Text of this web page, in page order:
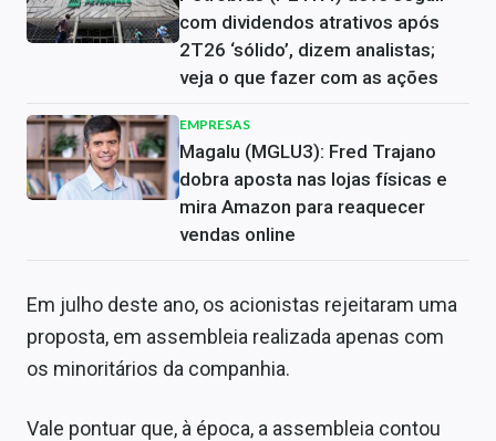
com dividendos atrativos após
2T26 ‘sólido’, dizem analistas;
veja o que fazer com as ações
EMPRESAS
Magalu (MGLU3): Fred Trajano
dobra aposta nas lojas físicas e
mira Amazon para reaquecer
vendas online
Em julho deste ano, os acionistas rejeitaram uma
proposta, em assembleia realizada apenas com
os minoritários da companhia.
Vale pontuar que, à época, a assembleia contou